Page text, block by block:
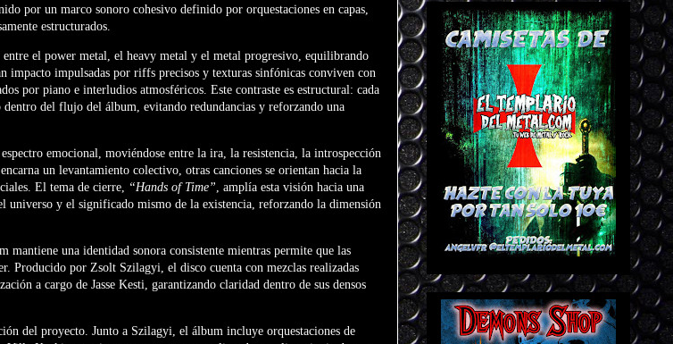
por un marco sonoro cohesivo definido por orquestaciones en capas,
estructurados.
el power metal, el heavy metal y el metal progresivo, equilibrando
impacto impulsadas por riffs precisos y texturas sinfónicas conviven con
por piano e interludios atmosféricos. Este contraste es estructural: cada
dentro del flujo del álbum, evitando redundancias y reforzando una
emocional, moviéndose entre la ira, la resistencia, la introspección
encarna un levantamiento colectivo, otras canciones se orientan hacia la
El tema de cierre, “Hands of Time”, amplía esta visión hacia una
universo y el significado mismo de la existencia, reforzando la dimensión
mantiene una identidad sonora consistente mientras permite que las
Producido por Zsolt Szilagyi, el disco cuenta con mezclas realizadas
a cargo de Jasse Kesti, garantizando claridad dentro de sus densos
del proyecto. Junto a Szilagyi, el álbum incluye orquestaciones de